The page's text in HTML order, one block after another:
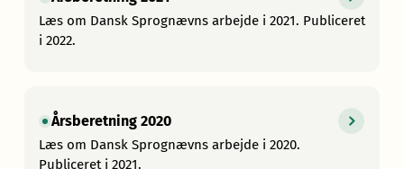
Læs om Dansk Sprognævns arbejde i 2021. Publiceret
i 2022.
Årsberetning 2020
Læs om Dansk Sprognævns arbejde i 2020.
Publiceret i 2021.